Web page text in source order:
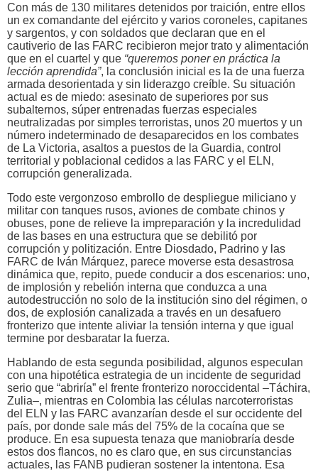
Con más de 130 militares detenidos por traición, entre ellos
un ex comandante del ejército y varios coroneles, capitanes
y sargentos, y con soldados que declaran que en el
cautiverio de las FARC recibieron mejor trato y alimentación
que en el cuartel y que “queremos poner en práctica la
lección aprendida”, la conclusión inicial es la de una fuerza
armada desorientada y sin liderazgo creíble. Su situación
actual es de miedo: asesinato de superiores por sus
subalternos, súper entrenadas fuerzas especiales
neutralizadas por simples terroristas, unos 20 muertos y un
número indeterminado de desaparecidos en los combates
de La Victoria, asaltos a puestos de la Guardia, control
territorial y poblacional cedidos a las FARC y el ELN,
corrupción generalizada.
Todo este vergonzoso embrollo de despliegue miliciano y
militar con tanques rusos, aviones de combate chinos y
obuses, pone de relieve la impreparación y la incredulidad
de las bases en una estructura que se debilitó por
corrupción y politización. Entre Diosdado, Padrino y las
FARC de Iván Márquez, parece moverse esta desastrosa
dinámica que, repito, puede conducir a dos escenarios: uno,
de implosión y rebelión interna que conduzca a una
autodestrucción no solo de la institución sino del régimen, o
dos, de explosión canalizada a través en un desafuero
fronterizo que intente aliviar la tensión interna y que igual
termine por desbaratar la fuerza.
Hablando de esta segunda posibilidad, algunos especulan
con una hipotética estrategia de un incidente de seguridad
serio que “abriría” el frente fronterizo noroccidental –Táchira,
Zulia–, mientras en Colombia las células narcoterroristas
del ELN y las FARC avanzarían desde el sur occidente del
país, por donde sale más del 75% de la cocaína que se
produce. En esa supuesta tenaza que maniobraría desde
estos dos flancos, no es claro que, en sus circunstancias
actuales, las FANB pudieran sostener la intentona. Esa